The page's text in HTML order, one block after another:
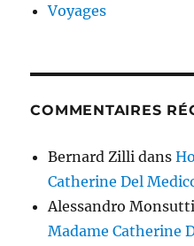
Voyages
COMMENTAIRES
Bernard Zilli dans
Catherine Del
Alessandro Monsutti
Madame Catherine